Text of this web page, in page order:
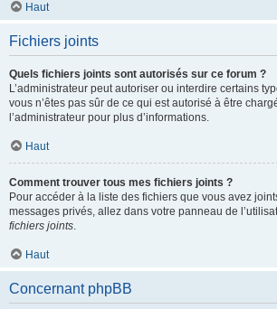
Haut
Fichiers joints
Quels fichiers joints sont autorisés sur ce forum ?
L’administrateur peut autoriser ou interdire certains
vous n’êtes pas sûr de ce qui est autorisé à être
l’administrateur pour plus d’informations.
Haut
Comment trouver tous mes fichiers joints ?
Pour accéder à la liste des fichiers que vous avez
messages privés, allez dans votre panneau de
fichiers joints.
Haut
Concernant phpBB